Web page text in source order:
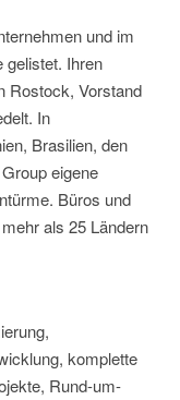
und im
gelistet. Ihren
Rostock, Vorstand
In
Brasilien, den
eigene
Büros und
als 25 Ländern
komplette
Rund-um-